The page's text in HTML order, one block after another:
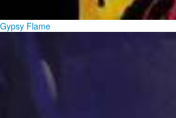
Gypsy Flame